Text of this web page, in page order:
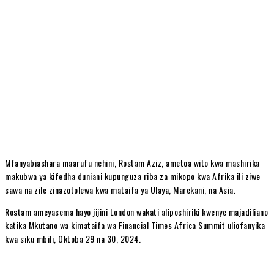
Mfanyabiashara maarufu nchini, Rostam Aziz, ametoa wito kwa mashirika
makubwa ya kifedha duniani kupunguza riba za mikopo kwa Afrika ili ziwe
sawa na zile zinazotolewa kwa mataifa ya Ulaya, Marekani, na Asia.
Rostam ameyasema hayo jijini London wakati aliposhiriki kwenye majadiliano
katika Mkutano wa kimataifa wa Financial Times Africa Summit uliofanyika
kwa siku mbili, Oktoba 29 na 30, 2024.